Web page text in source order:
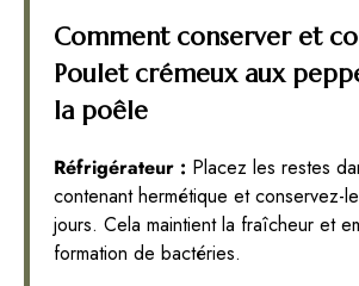
Comment conserver et
Poulet crémeux aux
la poêle
Réfrigérateur : Placez les restes
contenant hermétique et conservez-
jours. Cela maintient la fraîcheur et
formation de bactéries.